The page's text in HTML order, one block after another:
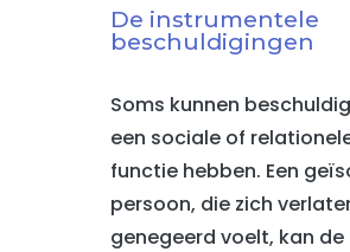
De instrumentele
beschuldigingen
Soms kunnen
een sociale of
functie hebben. Een
persoon, die zich
genegeerd voelt, kan de